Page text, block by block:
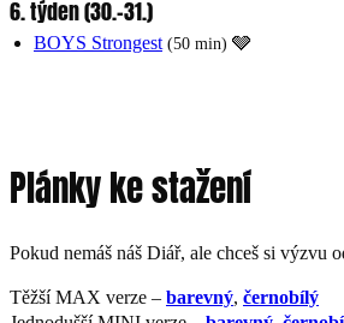
6. týden (30.-31.)
BOYS Strongest (50 min) 🩶
Plánky ke stažení
Pokud nemáš náš Diář, ale chceš si výzvu
Těžší MAX verze – barevný, černobílý